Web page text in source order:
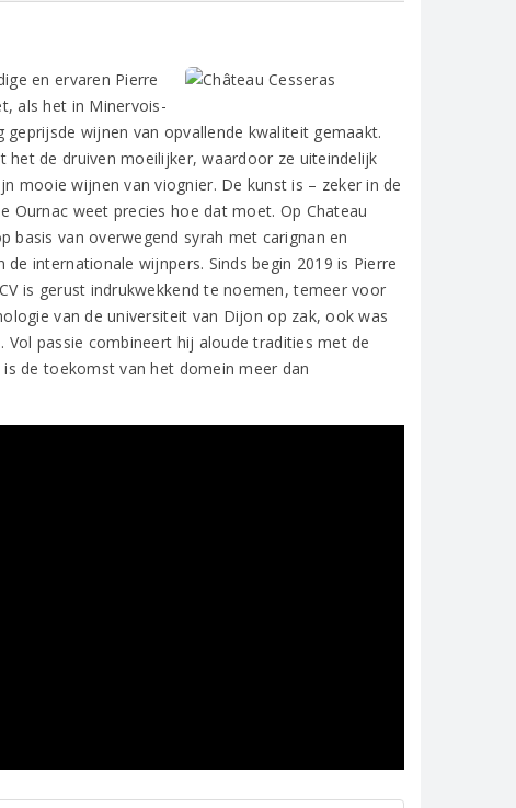
en ervaren Pierre
als het in Minervois-
wijnen van opvallende kwaliteit gemaakt.
de druiven moeilijker, waardoor ze uiteindelijk
mooie wijnen van viognier. De kunst is – zeker in de
Ournac weet precies hoe dat moet. Op Chateau
basis van overwegend syrah met carignan en
internationale wijnpers. Sinds begin 2019 is Pierre
is gerust indrukwekkend te noemen, temeer voor
van de universiteit van Dijon op zak, ook was
passie combineert hij aloude tradities met de
de toekomst van het domein meer dan